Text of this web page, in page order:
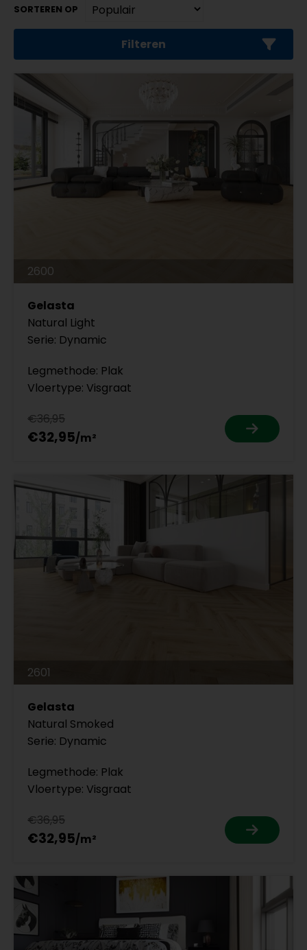
SORTEREN OP
Filteren
2600
Gelasta
Natural Light
Serie: Dynamic
Legmethode: Plak
Vloertype: Visgraat
€36,95
€32,95
2601
Gelasta
Natural Smoked
Serie: Dynamic
Legmethode: Plak
Vloertype: Visgraat
€36,95
€32,95